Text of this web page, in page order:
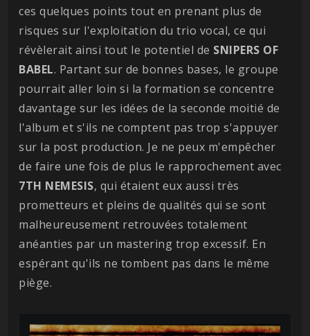
ces quelques points tout en prenant plus de
risques sur l'exploitation du trio vocal, ce qui
révèlerait ainsi tout le potentiel de SNIPERS OF
BABEL. Partant sur de bonnes bases, le groupe
pourrait aller loin si la formation se concentre
davantage sur les idées de la seconde moitié de
l'album et s'ils ne comptent pas trop s'appuyer
sur la post production. Je ne peux m'empêcher
de faire une fois de plus le rapprochement avec
7TH NEMESIS, qui étaient eux aussi très
prometteurs et pleins de qualités qui se sont
malheureusement retrouvées totalement
anéanties par un mastering trop excessif. En
espérant qu'ils ne tombent pas dans le même
piège.